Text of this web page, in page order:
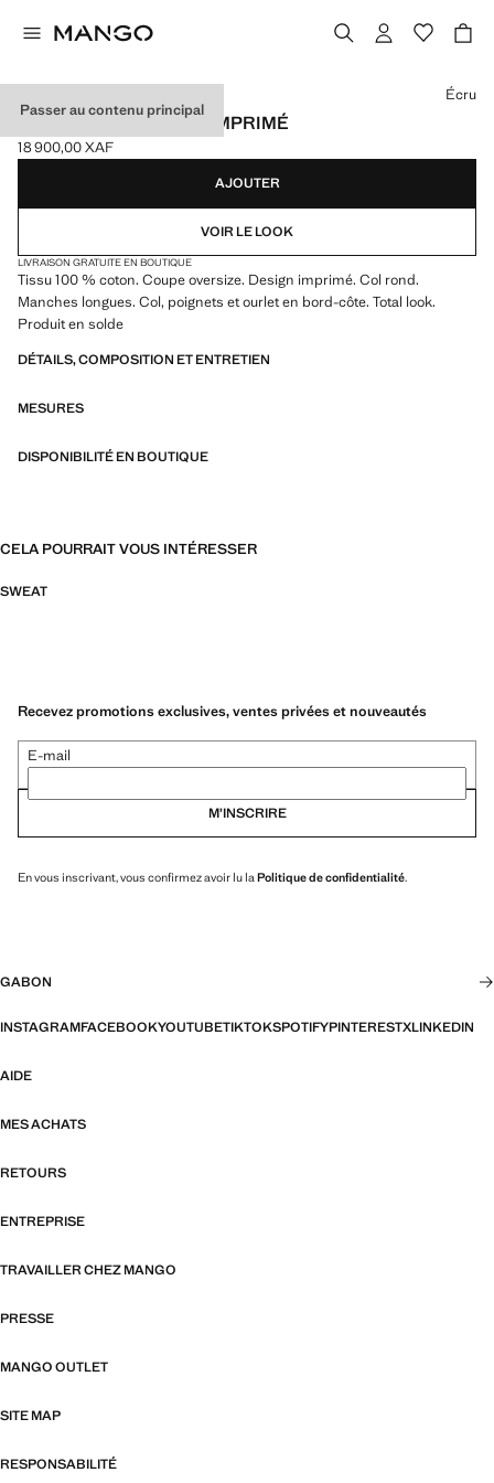
Passer au contenu principal
SWEAT-SHIRT COTON IMPRIMÉ
Prix actuel [18 900,00 XAF ]
18 900,00 XAF
Choisissez une couleur
Écru
AJOUTER
VOIR LE LOOK
LIVRAISON GRATUITE EN BOUTIQUE
Tissu 100 % coton. Coupe oversize. Design imprimé. Col rond.
Manches longues. Col, poignets et ourlet en bord-côte. Total look.
Produit en solde
DÉTAILS, COMPOSITION ET ENTRETIEN
MESURES
DISPONIBILITÉ EN BOUTIQUE
CELA POURRAIT VOUS INTÉRESSER
SWEAT
Recevez promotions exclusives, ventes privées et nouveautés
E-mail
M’INSCRIRE
En vous inscrivant, vous confirmez avoir lu la Politique de confidentialité.
GABON
INSTAGRAMFACEBOOKYOUTUBETIKTOKSPOTIFYPINTERESTXLINKEDIN
AIDE
MES ACHATS
RETOURS
ENTREPRISE
TRAVAILLER CHEZ MANGO
PRESSE
MANGO OUTLET
SITE MAP
RESPONSABILITÉ